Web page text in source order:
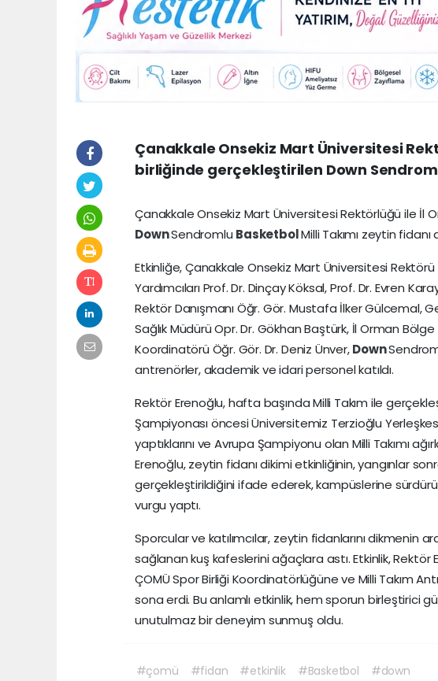
Çanakkale Onsekiz Mart Üniversitesi
birliğinde gerçekleştirilen Down
Çanakkale Onsekiz Mart Üniversitesi Rektörlüğü ile İl
DownSendromlu BasketbolMilli Takımı zeytin
Etkinliğe, Çanakkale Onsekiz Mart Üniversitesi
Yardımcıları Prof. Dr. Dinçay Köksal, Prof. Dr. Evren
Rektör Danışmanı Öğr. Gör. Mustafa İlker Gülcemal,
Sağlık Müdürü Opr. Dr. Gökhan Baştürk, İl Orman
Koordinatörü Öğr. Gör. Dr. Deniz Ünver,Down
antrenörler, akademik ve idari personel katıldı.
Rektör Erenoğlu, hafta başında Milli Takım ile
Şampiyonası öncesi Üniversitemiz Terzioğlu
yaptıklarını ve Avrupa Şampiyonu olan Milli Takımı
Erenoğlu, zeytin fidanı dikimi etkinliğinin, yangınlar
gerçekleştirildiğini ifade ederek, kampüslerine
vurgu yaptı.
Sporcular ve katılımcılar, zeytin fidanlarını dikmenin
sağlanan kuş kafeslerini ağaçlara astı. Etkinlik, Rektör
ÇOMÜ Spor Birliği Koordinatörlüğüne ve Milli Takım
sona erdi. Bu anlamlı etkinlik, hem sporun birleştirici
unutulmaz bir deneyim sunmuş oldu.
#çomü #fidan #etkinlik #Basketbol #down